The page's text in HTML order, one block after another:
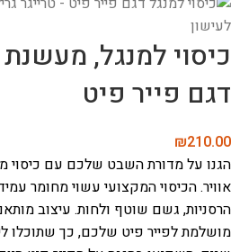
כיסוי למנגל,
דגם פייר פיט
₪210.00
הגנו על מדורת השבט שלכם עם כיסוי
הרסניות, גשם שוטף ולחות. עיצוב
מושלמת לפייר פיט שלכם, כך שתוכלו